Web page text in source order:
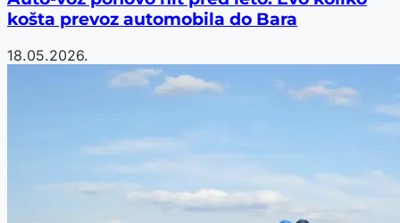
košta prevoz automobila do Bara
18.05.2026.